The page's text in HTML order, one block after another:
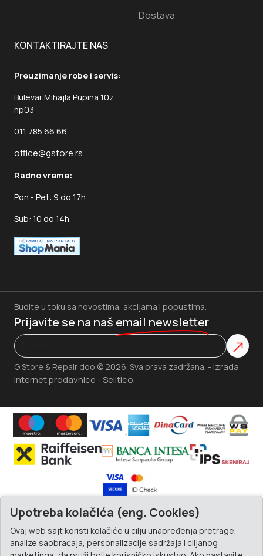
Dostava
KONTAKTIRAJTE NAS
Preuzimanje robe i servis:
Bulevar Mihajla Pupina 10z
np03
011 785 66 66
office@gstore.rs
Radno vreme:
Pon - Pet: 9 do 17h
Sub: 10 do 14h
G Store & Repair doo © 2026. Sva prava zadržana. - Izrada
internet prodavnice - Selltico.
Budite u toku sa novostima, akcijama i popustima.
Prijavite se na naš email newsletter
Upotreba kolačića (eng. Cookies)
Ovaj web sajt koristi kolačiće u cilju unapređenja pretrage,
analize saobraćaja, personalizacije sadržaja i ciljanog